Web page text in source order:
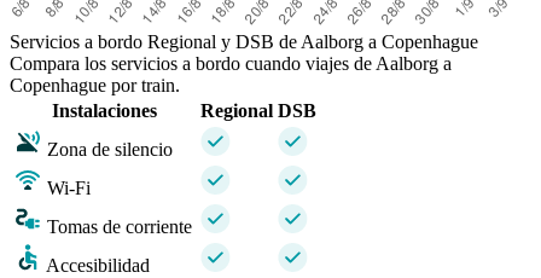
Servicios a bordo Regional y DSB de Aalborg a Copenhague
Compara los servicios a bordo cuando viajes de Aalborg a
Copenhague por train.
Instalaciones
Regional DSB
Zona de silencio
Wi-Fi
Tomas de corriente
Accesibilidad